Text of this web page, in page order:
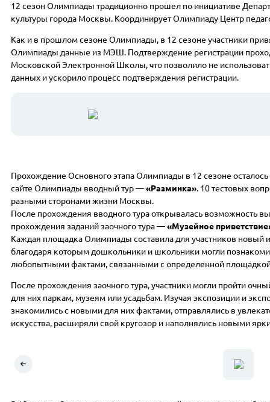
12 сезон Олимпиады традиционно прошел по инициативе
культуры города Москвы. Координирует Олимпиаду Центр
Как и в прошлом сезоне Олимпиады, в 12 сезоне участники
Олимпиады данные из МЭШ. Подтверждение регистрации
Московской Электронной Школы, что позволило не
данных и ускорило процесс подтверждения регистрации.
Прохождение Основного этапа Олимпиады в 12 сезоне
сайте Олимпиады вводный тур —«Разминка». 10 тестовых
разными сторонами жизни Москвы.
После прохождения вводного тура открывалась возможность
прохождения заданий заочного тура —«Музейное
Каждая площадка Олимпиады составила для участников новый
благодаря которым дошкольники и школьники могли
любопытными фактами, связанными с определенной
После прохождения заочного тура, участники могли пройти
для них паркам, музеям или усадьбам. Изучая экспозиции и
знакомились с новыми для них фактами, отправлялись в
искусства, расширяли свой кругозор и наполнялись новыми